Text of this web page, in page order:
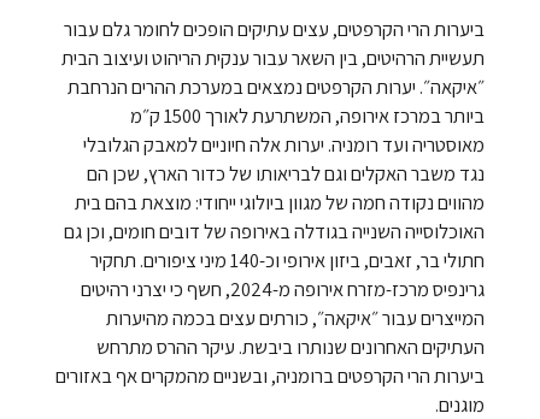
ביערות הרי הקרפטים, עצים עתיקים הופכים לחומר גלם עבור
תעשיית הרהיטים, בין השאר עבור ענקית הריהוט ועיצוב הבית
״איקאה״. יערות הקרפטים נמצאים במערכת ההרים הנרחבת
ביותר במרכז אירופה, המשתרעת לאורך 1500 ק״מ
מאוסטריה ועד רומניה. יערות אלה חיוניים למאבק הגלובלי
נגד משבר האקלים וגם לבריאותו של כדור הארץ, שכן הם
מהווים נקודה חמה של מגוון ביולוגי ייחודי: מוצאת בהם בית
האוכלוסייה השנייה בגודלה באירופה של דובים חומים, וכן גם
חתולי בר, זאבים, ביזון אירופי וכ-140 מיני ציפורים. תחקיר
גרינפיס מרכז-מזרח אירופה מ-2024, חשף כי יצרני רהיטים
המייצרים עבור ״איקאה״, כורתים עצים בכמה מהיערות
העתיקים האחרונים שנותרו ביבשת. עיקר ההרס מתרחש
ביערות הרי הקרפטים ברומניה, ובשניים מהמקרים אף באזורים
מוגנים.